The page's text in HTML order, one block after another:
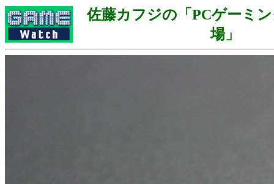
佐藤カフジの「PCゲーミ
場」